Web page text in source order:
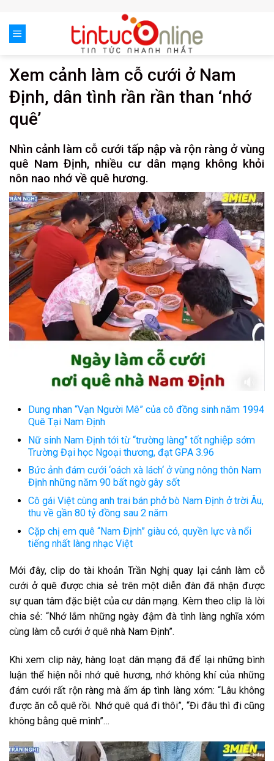
content
Xem cảnh làm cỗ cưới ở Nam
Định, dân tình rần rần than ‘nhớ
quê’
Nhìn cảnh làm cỗ cưới tấp nập và rộn ràng ở vùng
quê Nam Định, nhiều cư dân mạng không khỏi
nôn nao nhớ về quê hương.
Dung nhan “Vạn Người Mê” của cô đồng sinh năm 1994
Quê Tại Nam Định
Nữ sinh Nam Định tới từ “trường làng” tốt nghiệp sớm
Trường Đại học Ngoại thương, đạt GPA 3.96
Bức ảnh đám cưới ‘oách xà lách‘ ở vùng nông thôn Nam
Định những năm 90 bất ngờ gây sốt
Cô gái Việt cùng anh trai bán phở bò Nam Định ở trời Âu,
thu về gần 80 tỷ đồng sau 2 năm
Cặp chị em quê “Nam Định” giàu có, quyền lực và nổi
tiếng nhất làng nhạc Việt
Mới đây, clip do tài khoản Trần Nghị quay lại cảnh làm cỗ
cưới ở quê được chia sẻ trên một diễn đàn đã nhận được
sự quan tâm đặc biệt của cư dân mạng. Kèm theo clip là lời
chia sẻ: “Nhớ lắm những ngày đậm đà tình làng nghĩa xóm
cùng làm cỗ cưới ở quê nhà Nam Định”.
Khi xem clip này, hàng loạt dân mạng đã để lại những bình
luận thể hiện nỗi nhớ quê hương, nhớ không khí của những
đám cưới rất rộn ràng mà ấm áp tình làng xóm: “Lâu không
được ăn cỗ quê rồi. Nhớ quê quá đi thôi”, “Đi đâu thì đi cũng
không bằng quê mình”…